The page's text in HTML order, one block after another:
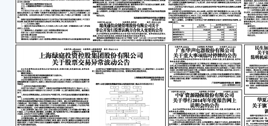
准确
漏。
股
及公
为保
常波
关
简称